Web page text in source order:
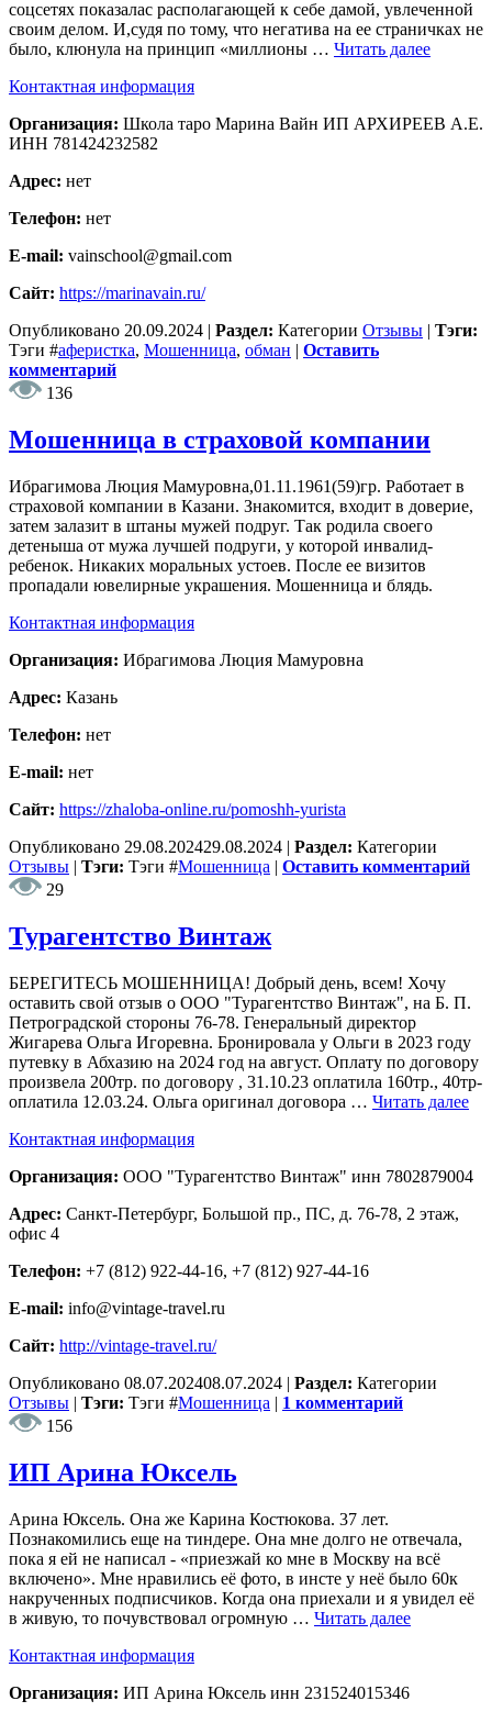
соцсетях показалас располагающей к себе дамой, увлеченной
своим делом. И,судя по тому, что негатива на ее страничках не
было, клюнула на принцип «миллионы … Читать далее
Контактная информация
Организация: Школа таро Марина Вайн ИП АРХИРЕЕВ А.Е.
ИНН 781424232582
Адрес: нет
Телефон: нет
E-mail: vainschool@gmail.com
Сайт: https://marinavain.ru/
Опубликовано 20.09.2024 | Раздел: Категории Отзывы | Тэги:
Тэги #аферистка, Мошенница, обман | Оставить
комментарий
136
Мошенница в страховой компании
Ибрагимова Люция Мамуровна,01.11.1961(59)гр. Работает в
страховой компании в Казани. Знакомится, входит в доверие,
затем залазит в штаны мужей подруг. Так родила своего
детеныша от мужа лучшей подруги, у которой инвалид-
ребенок. Никаких моральных устоев. После ее визитов
пропадали ювелирные украшения. Мошенница и блядь.
Контактная информация
Организация: Ибрагимова Люция Мамуровна
Адрес: Казань
Телефон: нет
E-mail: нет
Сайт: https://zhaloba-online.ru/pomoshh-yurista
Опубликовано 29.08.202429.08.2024 | Раздел: Категории
Отзывы | Тэги: Тэги #Мошенница | Оставить комментарий
29
Турагентство Винтаж
БЕРЕГИТЕСЬ МОШЕННИЦА! Добрый день, всем! Хочу
оставить свой отзыв о ООО "Турагентство Винтаж", на Б. П.
Петроградской стороны 76-78. Генеральный директор
Жигарева Ольга Игоревна. Бронировала у Ольги в 2023 году
путевку в Абхазию на 2024 год на август. Оплату по договору
произвела 200тр. по договору , 31.10.23 оплатила 160тр., 40тр-
оплатила 12.03.24. Ольга оригинал договора … Читать далее
Контактная информация
Организация: ООО "Турагентство Винтаж" инн 7802879004
Адрес: Санкт-Петербург, Большой пр., ПС, д. 76-78, 2 этаж,
офис 4
Телефон: +7 (812) 922-44-16, +7 (812) 927-44-16
E-mail: info@vintage-travel.ru
Сайт: http://vintage-travel.ru/
Опубликовано 08.07.202408.07.2024 | Раздел: Категории
Отзывы | Тэги: Тэги #Мошенница | 1 комментарий
156
ИП Арина Юксель
Арина Юксель. Она же Карина Костюкова. 37 лет.
Познакомились еще на тиндере. Она мне долго не отвечала,
пока я ей не написал - «приезжай ко мне в Москву на всё
включено». Мне нравились её фото, в инсте у неё было 60к
накрученных подписчиков. Когда она приехали и я увидел её
в живую, то почувствовал огромную … Читать далее
Контактная информация
Организация: ИП Арина Юксель инн 231524015346